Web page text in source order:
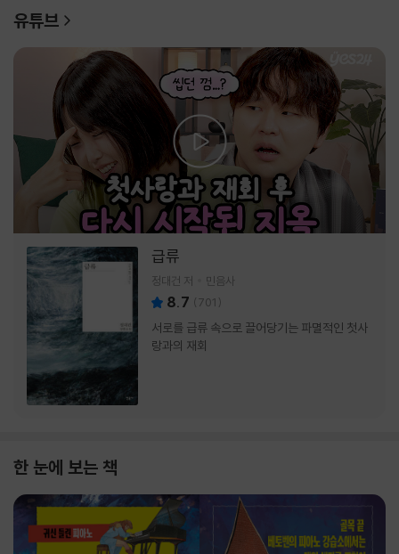
유튜브
급류
정대건 저 민음사
8.7 (701 )
서로를 급류 속으로 끌어당기는 파멸적인 첫사
랑과의 재회
한 눈에 보는 책